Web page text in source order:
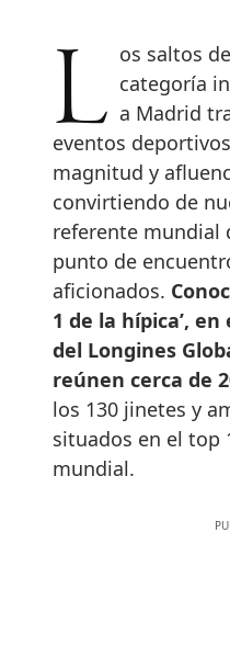
Los saltos de obstáculos de categoría
a Madrid
eventos
magnitud y
convirtiendo de
referente mundial
punto de
aficionados.
1 de la hípica’,
del Longines
reúnen cerca de
los 130 jinetes y
situados en el top
mundial.